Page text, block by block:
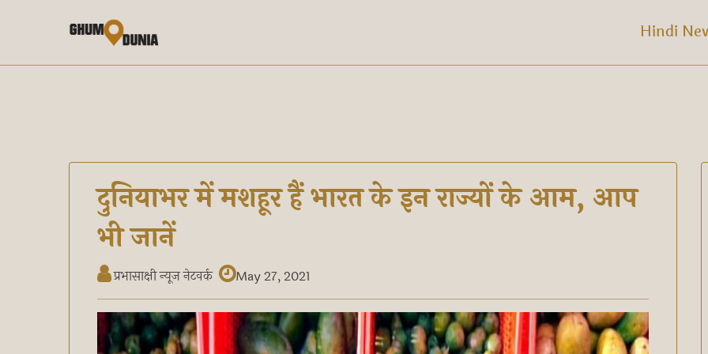
Hindi
दुनियाभर में मशहूर हैं भारत के इन राज्यों के आम, आप
भी जानें
प्रभासाक्षी न्यूज नेटवर्क May 27, 2021